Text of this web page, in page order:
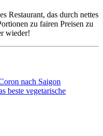
Restaurant, das durch nettes
zu fairen Preisen zu
wieder!
nach Saigon
beste vegetarische